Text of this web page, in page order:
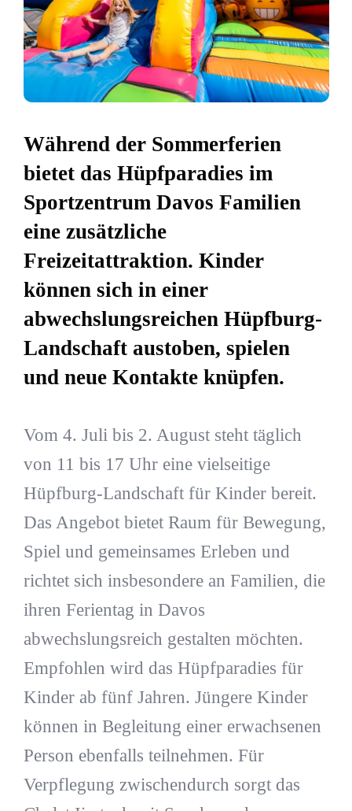
Während der Sommerferien
bietet das Hüpfparadies im
Sportzentrum Davos Familien
eine zusätzliche
Freizeitattraktion. Kinder
können sich in einer
abwechslungsreichen Hüpfburg-
Landschaft austoben, spielen
und neue Kontakte knüpfen.
Vom 4. Juli bis 2. August steht täglich
von 11 bis 17 Uhr eine vielseitige
Hüpfburg-Landschaft für Kinder bereit.
Das Angebot bietet Raum für Bewegung,
Spiel und gemeinsames Erleben und
richtet sich insbesondere an Familien, die
ihren Ferientag in Davos
abwechslungsreich gestalten möchten.
Empfohlen wird das Hüpfparadies für
Kinder ab fünf Jahren. Jüngere Kinder
können in Begleitung einer erwachsenen
Person ebenfalls teilnehmen. Für
Verpflegung zwischendurch sorgt das